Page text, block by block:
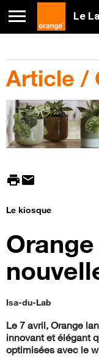
Le
Article /
printmail
Le kiosque
Isa-du-Lab
Le 7 avril, Orange
innovant et élégant
optimisées avec le